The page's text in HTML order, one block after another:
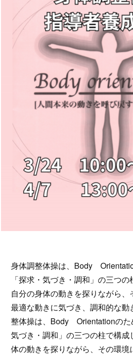
身体調整体操は、Body
「探求・気づき・調和」の三つの
自分の身体の動きを探りながら
最適な動きに気づき、調和的な
整体操は、Body Orientationのた
気づき・調和」の三つの柱で構
体の動きを探りながら、その環